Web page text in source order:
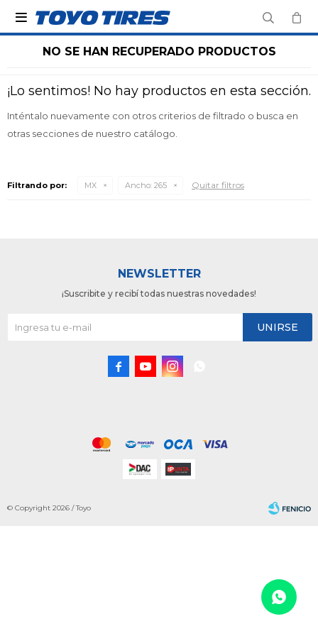

NO SE HAN RECUPERADO PRODUCTOS
¡Lo sentimos! No hay productos en esta sección.
Inténtalo nuevamente con otros criterios de filtrado o busca en
otras secciones de nuestro catálogo.
Filtrando por: MX Ancho: 265 Quitar filtros
NEWSLETTER
¡Suscribite y recibí todas nuestras novedades!
UNIRSE
  
© Copyright 2026 / Toyo
Fenicio